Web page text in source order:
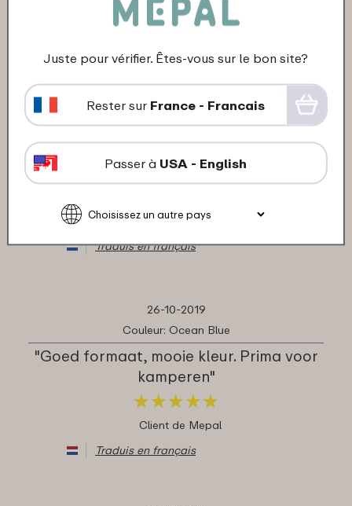
★ ★★★
★ ★★★
Traduis en français
21-12-2019
Couleur: Retro green
"Geen. commentaar"
Client de Mepal
Traduis en français
26-10-2019
Couleur: Ocean Blue
"Goed formaat, mooie kleur. Prima voor
kamperen"
★★★★★
★★★★★
Client de Mepal
Traduis en français
Juste pour vérifier. Êtes-vous sur le bon site?
Rester sur France - Francais
Passer à USA - English